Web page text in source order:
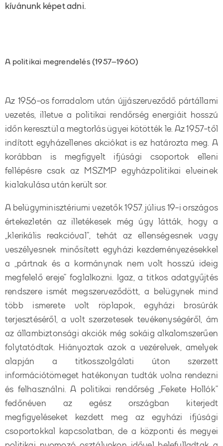
kívánunk képet adni.
A politikai megrendelés (1957–1960)
Az 1956-os forradalom után újjászerveződő pártállami
vezetés, illetve a politikai rendőrség energiáit hosszú
időn keresztül a megtorlás ügyei kötötték le. Az 1957-től
indított egyházellenes akciókat is ez határozta meg. A
korábban is megfigyelt ifjúsági csoportok elleni
fellépésre csak az MSZMP egyházpolitikai elveinek
kialakulása után került sor.
A belügyminisztériumi vezetők 1957. július 19-i országos
értekezletén az illetékesek még úgy látták, hogy a
„klerikális reakcióval”, tehát az ellenségesnek vagy
veszélyesnek minősített egyházi kezdeményezésekkel
a „pártnak és a kormánynak nem volt hosszú ideig
megfelelő ereje” foglalkozni. Igaz, a titkos adatgyűjtés
rendszere ismét megszerveződött, a belügynek mind
több ismerete volt röplapok, egyházi brosúrák
terjesztéséről, a volt szerzetesek tevékenységéről, ám
az állambiztonsági akciók még sokáig alkalomszerűen
folytatódtak. Hiányoztak azok a vezérelvek, amelyek
alapján a titkosszolgálati úton szerzett
információtömeget hatékonyan tudták volna rendezni
és felhasználni. A politikai rendőrség „Fekete Hollók”
fedőnéven az egész országban kiterjedt
megfigyeléseket kezdett meg az egyházi ifjúsági
csoportokkal kapcsolatban, de a központi és megyei